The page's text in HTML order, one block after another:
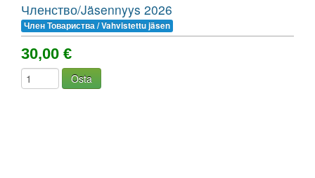
Членство/Jäsennyys 2026
Член Товариства / Vahvistettu jäsen
30,00 €
Osta